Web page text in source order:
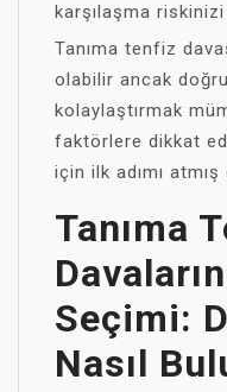
karşılaşma
Tanıma tenfiz
olabilir ancak
kolaylaştırmak
faktörlere dikkat
için ilk adımı atmış
Tanıma
Seçimi:
Nasıl